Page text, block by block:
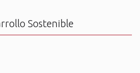
Sostenible